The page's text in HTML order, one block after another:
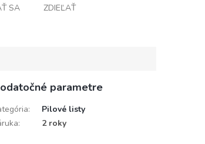
SA ZDIEĽAŤ
parametre
:
Pilové listy
: 2 roky